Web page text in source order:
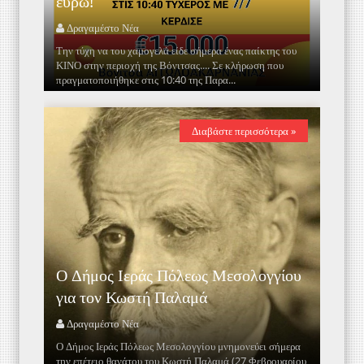
Δραγαμέστο Νέα
Την τύχη να του χαμογελά είδε σήμερα ένας παίκτης του
ΚΙΝΟ στην περιοχή της Βόνιτσας.... Σε κλήρωση που
πραγματοποιήθηκε στις 10:40 της Παρα...
Ο Δήμος Ιεράς Πόλεως Μεσολογγίου
για τον Κωστή Παλαμά
Δραγαμέστο Νέα
Ο Δήμος Ιεράς Πόλεως Μεσολογγίου μνημονεύει σήμερα
την επέτειο θανάτου του Κωστή Παλαμά (27 Φεβρουαρίου
Διαβάστε περισσότερα »